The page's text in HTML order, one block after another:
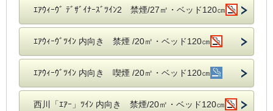
ｴｱｳｨｰｳﾞ ﾃﾞｻﾞｲﾅｰｽﾞﾂｲﾝ2 禁煙/27㎡・ベッド120㎝
ｴｱｳｨｰｳﾞﾂｲﾝ 内向き 禁煙 /20㎡・ベッド120㎝
ｴｱｳｨｰｳﾞﾂｲﾝ 内向き 喫煙 /20㎡・ベッド120㎝
西川「ｴｱｰ」ﾂｲﾝ 内向き 禁煙/20㎡・ベッド120㎝